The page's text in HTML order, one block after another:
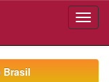
Brasil